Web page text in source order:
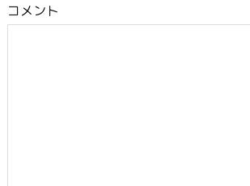
コメント